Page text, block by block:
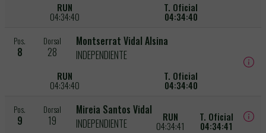
RUN
04:34:40
T. Oficial
04:34:40
Pos.
8
Dorsal
28
Montserrat Vidal Alsina
INDEPENDIENTE
RUN
04:34:40
T. Oficial
04:34:40
Pos.
9
Dorsal
19
Mireia Santos Vidal
INDEPENDIENTE
RUN
04:34:41
T. Oficial
04:34:41